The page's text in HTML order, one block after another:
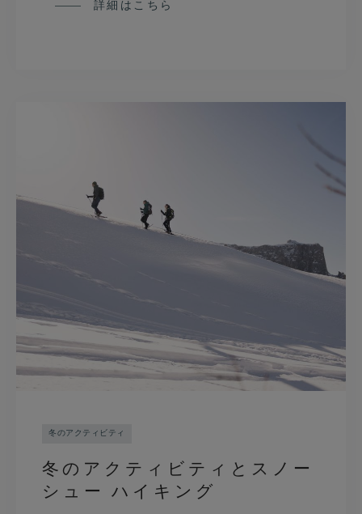
詳細はこちら
冬のアクティビティ
冬のアクティビティとスノー
シュー ハイキング